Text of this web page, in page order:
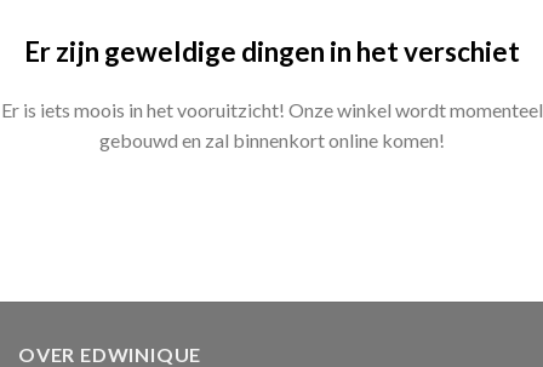
Er zijn geweldige dingen in het verschiet
Er is iets moois in het vooruitzicht! Onze winkel wordt momenteel
gebouwd en zal binnenkort online komen!
OVER EDWINIQUE